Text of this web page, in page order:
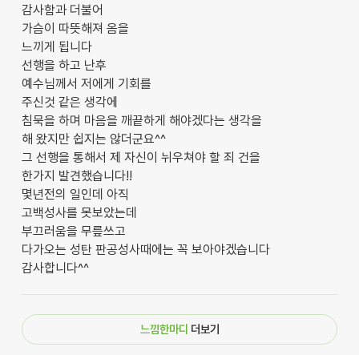
감사함과 더불어
가슴이 따뜻해져 옴을
느끼게 됩니다
선행을 하고 난후
예수님께서 저에게 기회를
주신것 같은 생각에
침묵을 하며 마음을 깨끝하게 해야겠다는 생각을
해 왔지만 쉽지는 않더군요^^
그 선행을 통해서 제 자신이 뉘우쳐야 할 죄 건을
한가지 발견했습니다!!
몇년전의 일인데 아직
고백성사를 못보았는데
부끄러움을 무릎쓰고
다가오는 성탄 판공성사때에는 꼭 보아야겠습니다
감사합니다^^
느낌한마디 더보기